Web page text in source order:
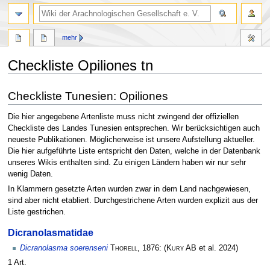
Checkliste Opiliones tn
Navigation
springen
Suche
springen
Checkliste Tunesien: Opiliones
Die hier angegebene Artenliste muss nicht zwingend der offiziellen
Checkliste des Landes Tunesien entsprechen. Wir berücksichtigen auch
neueste Publikationen. Möglicherweise ist unsere Aufstellung aktueller.
Die hier aufgeführte Liste entspricht den Daten, welche in der Datenbank
unseres Wikis enthalten sind. Zu einigen Ländern haben wir nur sehr
wenig Daten.
In Klammern gesetzte Arten wurden zwar in dem Land nachgewiesen,
sind aber nicht etabliert. Durchgestrichene Arten wurden explizit aus der
Liste gestrichen.
Dicranolasmatidae
Dicranolasma soerenseni Thorell, 1876: (Kury AB et al. 2024)
1 Art.
mehr